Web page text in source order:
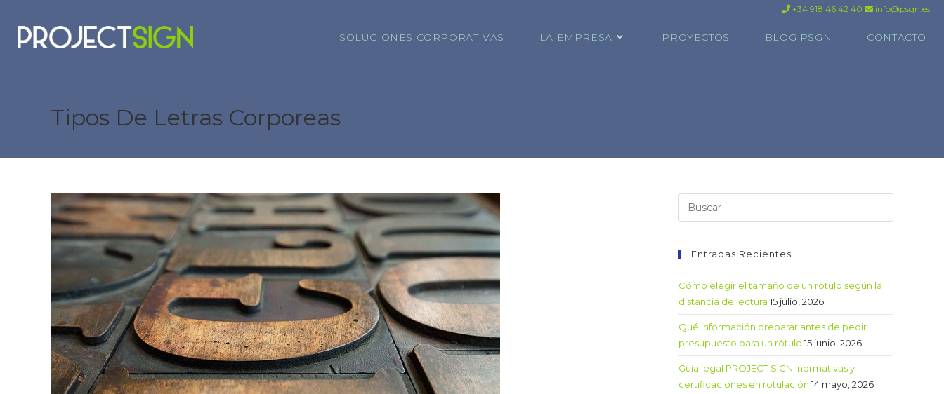
+34 918 46 42 40 info@psgn.es
SOLUCIONES CORPORATIVAS LA EMPRESA PROYECTOS BLOG PSGN CONTACTO
Tipos De Letras Corporeas
Entradas Recientes
Cómo elegir el tamaño de un rótulo según la
distancia de lectura 15 julio, 2026
Qué información preparar antes de pedir
presupuesto para un rótulo 15 junio, 2026
Guía legal PROJECT SIGN: normativas y
certificaciones en rotulación 14 mayo, 2026